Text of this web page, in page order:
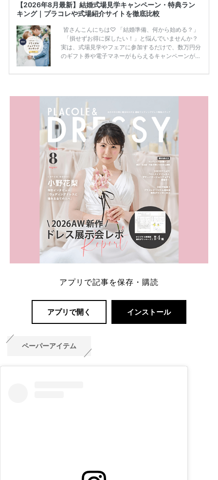
【2026年8月最新】結婚式場見学キャンペーン・特典ラン
キング｜プラコレや式場紹介サイトを徹底比較
皆さんこんにちは♡ 「結婚準備、何から始める？」
「損せずお得に探したい！」と悩んでいませんか？
実は、式場見学やフェアに参加するだけで、数万円分
のギフト券や電子マネーがもらえるキャンペーンがあ
ため、比較せずに選ぶと損をしてしまうことも……。
内容：特典金額・条件・応募方法・注意点 「どこが
一番お得？」「プラコレの特典は？」といった疑問も
解決します。 まずは診断で候補を絞れる「ウェディ
ング診断」か、体験型 […]
続きを読む
アプリで記事を保存・購読
アプリで開く インストール
ペーパーアイテム